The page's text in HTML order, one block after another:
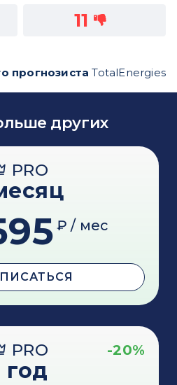
11
прогнозиста TotalEnergies
других
PRO
₽ / мес
PRO -20%
год